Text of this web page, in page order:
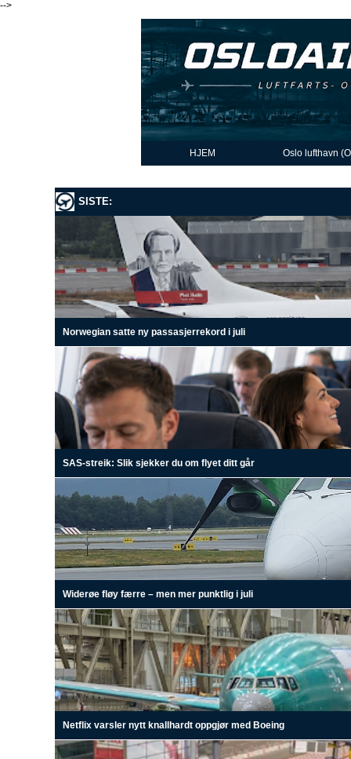
-->
HJEM Oslo lufthavn
SISTE:
Norwegian satte ny passasjerrekord i juli
SAS-streik: Slik sjekker du om flyet ditt går
Widerøe fløy færre – men mer punktlig i juli
Netflix varsler nytt knallhardt oppgjør med Boeing